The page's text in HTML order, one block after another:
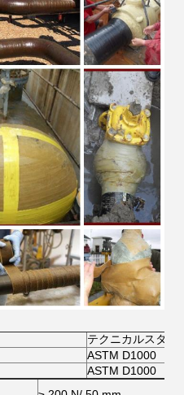
テクニカルスタン
ASTM D1000
ASTM D1000